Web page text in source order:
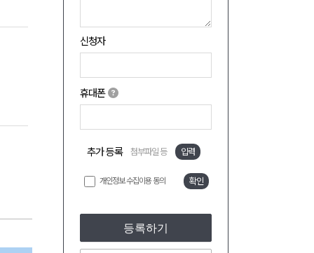
신청자
휴대폰
추가 등록 첨부파일 등 입력
개인정보 수집이용 동의 확인
등록하기